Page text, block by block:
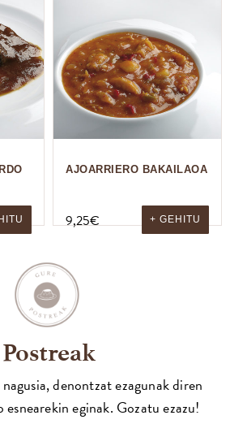
AJOARRIERO BAKAILAOA
9,25€ + GEHITU
Postreak
denontzat ezagunak diren
eginak. Gozatu ezazu!